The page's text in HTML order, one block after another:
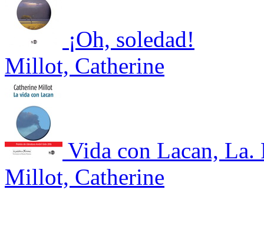
¡Oh, soledad!
Millot, Catherine
Vida con Lacan, La.
Millot, Catherine